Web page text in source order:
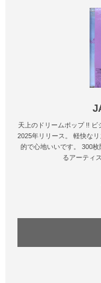
天上のドリームポップ !!
2025年リリース。 軽快な
的で心地いいです。 300枚
るアーティ